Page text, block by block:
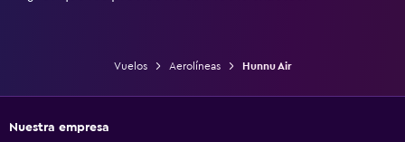
Vuelos Aerolíneas Hunnu Air
Nuestra empresa